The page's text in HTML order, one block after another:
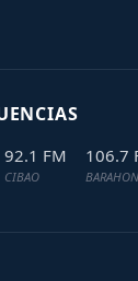
92.1 FM
CIBAO
106.7